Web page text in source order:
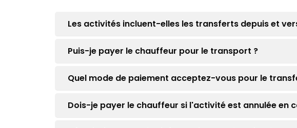
Les activités incluent-elles les transferts depuis et
Puis-je payer le chauffeur pour le transport ?
Quel mode de paiement acceptez-vous pour le
Dois-je payer le chauffeur si l'activité est annulée en